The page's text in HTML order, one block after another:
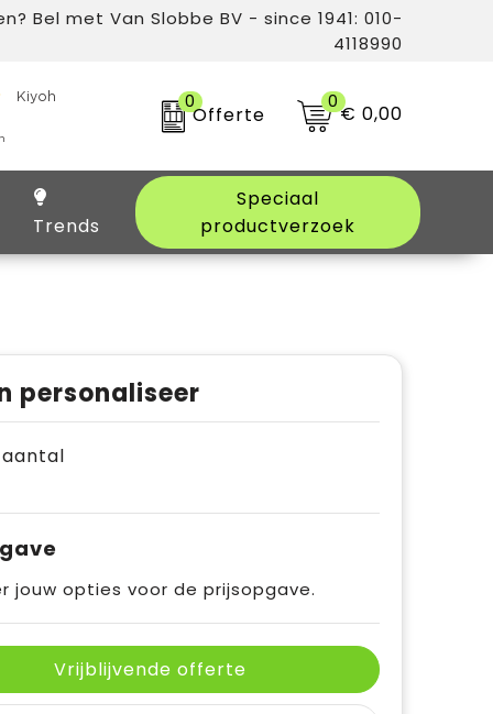
Bel met Van Slobbe BV - since 1941: 010-
4118990
0
Offerte
0€ 0,00
Trends
Speciaal
productverzoek
personaliseer
aantal
jouw opties voor de prijsopgave.
Vrijblijvende offerte